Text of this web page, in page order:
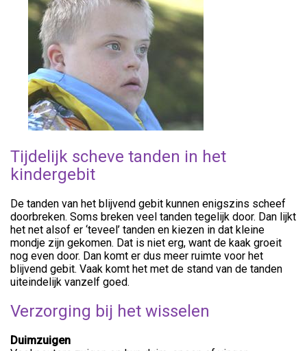
Tijdelijk scheve tanden in het
kindergebit
De tanden van het blijvend gebit kunnen enigszins scheef
doorbreken. Soms breken veel tanden tegelijk door. Dan lijkt
het net alsof er ‘teveel’ tanden en kiezen in dat kleine
mondje zijn gekomen. Dat is niet erg, want de kaak groeit
nog even door. Dan komt er dus meer ruimte voor het
blijvend gebit. Vaak komt het met de stand van de tanden
uiteindelijk vanzelf goed.
Verzorging bij het wisselen
Duimzuigen